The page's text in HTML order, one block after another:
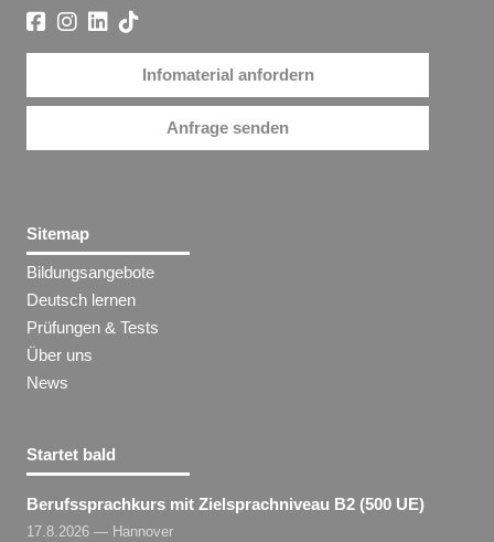
Infomaterial anfordern
Anfrage senden
Sitemap
Bildungsangebote
Deutsch lernen
Prüfungen & Tests
Über uns
News
Startet bald
Berufssprachkurs mit Zielsprachniveau B2 (500 UE)
17.8.2026 — Hannover